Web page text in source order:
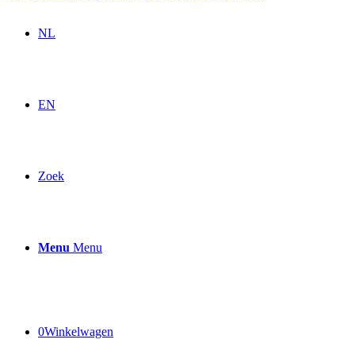
NL
EN
Zoek
Menu Menu
0Winkelwagen